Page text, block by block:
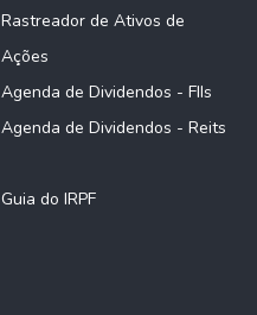
Rastreador de Ativos de
Ações
Agenda de Dividendos - FIIs
Agenda de Dividendos - Reits
Guia do IRPF